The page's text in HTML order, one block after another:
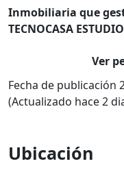
Inmobiliaria que
TECNOCASA
Ver
Fecha de publicación
(Actualizado hace 2
Ubicación